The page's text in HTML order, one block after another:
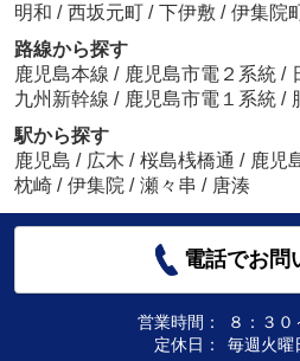
明和 / 西坂元町 / 下伊敷 / 伊集院
路線から探す
鹿児島本線 / 鹿児島市電２系統 /
九州新幹線 / 鹿児島市電１系統 /
駅から探す
鹿児島 / 広木 / 桜島桟橋通 / 鹿児
枕崎 / 伊集院 / 瀬々串 / 唐湊
電話でお問
営業時間：
８：３０
定休日：
毎週火曜